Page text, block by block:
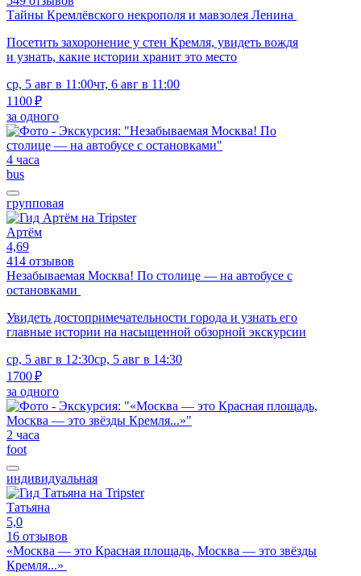
Тайны Кремлёвского некрополя и мавзолея Ленина
Посетить захоронение у стен Кремля, увидеть вождя
и узнать, какие истории хранит это место
ср, 5 авг в 11:00чт, 6 авг в 11:00
1100 ₽
за одного
4 часа
bus
групповая
Артём
4,69
414 отзывов
Незабываемая Москва! По столице — на автобусе с
остановками
Увидеть достопримечательности города и узнать его
главные истории на насыщенной обзорной экскурсии
ср, 5 авг в 12:30ср, 5 авг в 14:30
1700 ₽
за одного
2 часа
foot
индивидуальная
Татьяна
5,0
16 отзывов
«Москва — это Красная площадь, Москва — это звёзды
Кремля...»